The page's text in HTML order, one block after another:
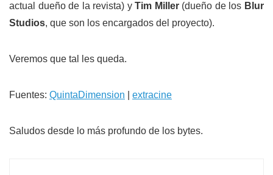
actual dueño de la revista) yTim Miller(dueño de los Blur
Studios, que son los encargados del proyecto).
Veremos que tal les queda.
Fuentes: QuintaDimension extracine
Saludos desde lo más profundo de los bytes.